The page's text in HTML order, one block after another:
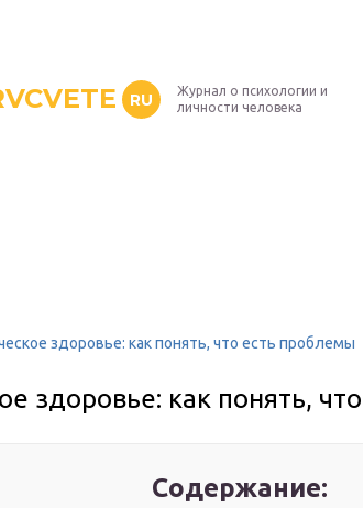
RU
Журнал о психологии и
личности человека
здоровье: как понять, что есть проблемы
здоровье: как понять,
Содержание: